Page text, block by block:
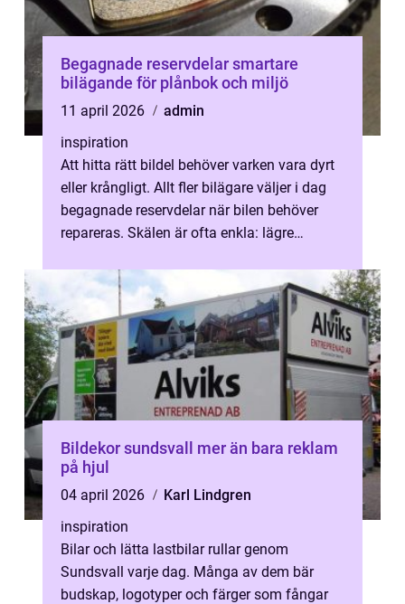
Begagnade reservdelar smartare
bilägande för plånbok och miljö
11 april 2026
admin
inspiration
Att hitta rätt bildel behöver varken vara dyrt
eller krångligt. Allt fler bilägare väljer i dag
begagnade reservdelar när bilen behöver
repareras. Skälen är ofta enkla: lägre
Bildekor sundsvall mer än bara reklam
på hjul
04 april 2026
Karl Lindgren
inspiration
Bilar och lätta lastbilar rullar genom
Sundsvall varje dag. Många av dem bär
budskap, logotyper och färger som fångar